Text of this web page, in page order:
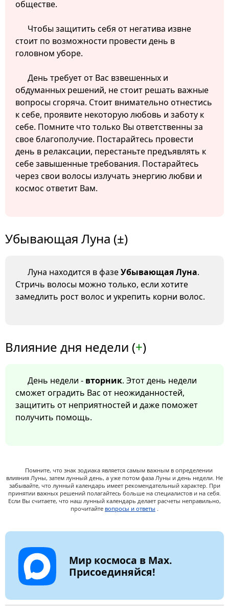
обществе.
Чтобы защитить себя от негатива извне
стоит по возможности провести день в
головном уборе.
День требует от Вас взвешенных и
обдуманных решений, не стоит решать важные
вопросы сгоряча. Стоит внимательно отнестись
к себе, проявите некоторую любовь и заботу к
себе. Помните что только Вы ответственны за
свое благополучие. Постарайтесь провести
день в релаксации, перестаньте предъявлять к
себе завышенные требования. Постарайтесь
через свои волосы излучать энергию любви и
космос ответит Вам.
Убывающая Луна (±)
Луна находится в фазеУбывающая Луна.
Стричь волосы можно только, если хотите
замедлить рост волос и укрепить корни волос.
Влияние дня недели (+)
День недели - вторник. Этот день недели
сможет оградить Вас от неожиданностей,
защитить от неприятностей и даже поможет
получить помощь.
Помните, что знак зодиака является самым важным в определении
влияния Луны, затем лунный день, а уже потом фаза Луны и день недели. Не
забывайте, что лунный календарь имеет рекомендательный характер. При
принятии важных решений полагайтесь больше на специалистов и на себя.
Если Вы считаете, что наш лунный календарь делает расчеты неправильно,
прочитайте вопросы и ответы .
Мир космоса в Max.
Присоединяйся!